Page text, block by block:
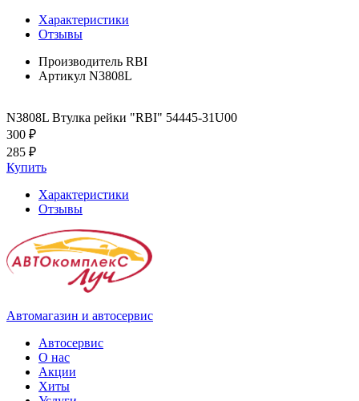
Характеристики
Отзывы
Производитель RBI
Артикул N3808L
N3808L Втулка рейки "RBI" 54445-31U00
300 ₽
285 ₽
Купить
Характеристики
Отзывы
Автомагазин и автосервис
Автосервис
О нас
Акции
Хиты